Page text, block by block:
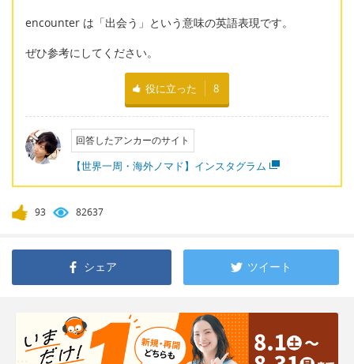
encounter は「出会う」という意味の英語表現です。
ぜひ参考にしてください。
役に立った 8
回答したアンカーのサイト
【世界一周・海外ノマド】インスタグラム
93 82637
シェア ツイート